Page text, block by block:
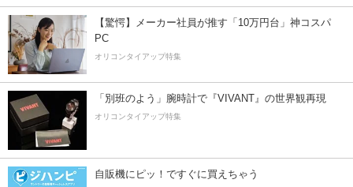
【驚愕】メーカー社員が推す「10万円台」神コスパ
PC
オリコンタイアップ特集
「別班のよう」腕時計で『VIVANT』の世界観再現
オリコンタイアップ特集
自販機にピッ！ですぐに買えちゃう